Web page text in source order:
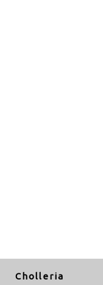
Cholleria